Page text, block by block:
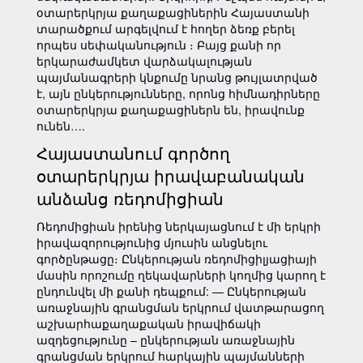
օտարերկրյա քաղաքացիներին Հայաստանի
տարածքում արգելվում է հողեր ձեռք բերել
որպես սեփականություն ։ Բայց քանի որ
երկարաժամկետ վարձակալության
պայմանագրերի կնքումը նրանց թույլատրված
է, այն ընկերությունները, որոնց հիմնադիրները
օտարերկրյա քաղաքացիներն են, իրավունք
ունեն….
Հայաստանում գործող
օտարերկրյա իրավաբանական
անձանց ռեդոմիցիան
Ռեդոմիցիան իրենից ներկայացնում է մի երկրի
իրավազորությունից մյուսին անցնելու
գործընթացը։ Ընկերության ռեդոմիցիլյացիայի
մասին որոշումը ղեկավարների կողմից կարող է
ընդունվել մի քանի դեպքում: — Ընկերության
առաջնային գրանցման երկրում վատթարացող
աշխարհաքաղաքական իրավիճակի
ազդեցությունը – ընկերության առաջնային
գրանցման երկրում հարկային պայմանների